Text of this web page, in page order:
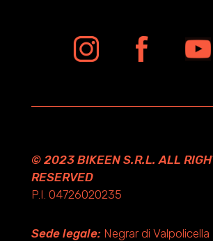
© 2023 BIKEEN S.R.L. ALL
RESERVED
P.I. 04726020235
Sede legale:Negrar di Valpolicella